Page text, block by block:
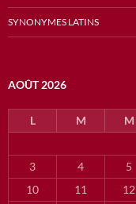
SYNONYMES LATINS
AOÛT 2026
L M M
3
4 5
10
11 12